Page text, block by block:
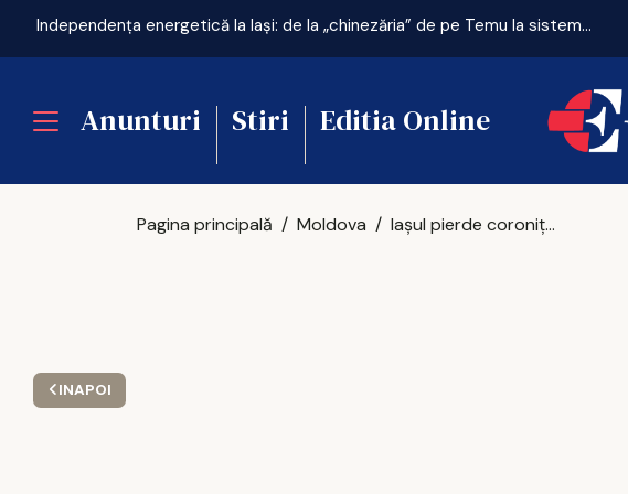
Independența energetică la Iași: de la „chinezăria” de pe Temu la sistemul de 7.000 de euro
Anunturi Stiri Editia Online
INAPOI
Pagina principală Moldova Iașul pierde coronița!